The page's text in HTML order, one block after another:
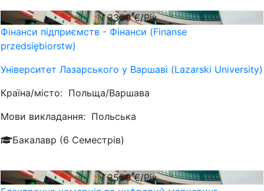
3300€/Рік
Фінанси підприємств - Фінанси (Finanse
przedsiębiorstw)
Університет Лазарського у Варшаві (Lazarski University)
Країна/місто: Польща/Варшава
Мови викладання: Польська
Бакалавр (6 Семестрів)
3550€/Рік